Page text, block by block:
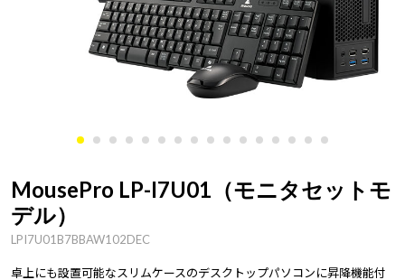
MousePro LP-I7U01（モニタセットモ
デル）
LPI7U01B7BBAW102DEC
卓上にも設置可能なスリムケースのデスクトップパソコンに昇降機能付